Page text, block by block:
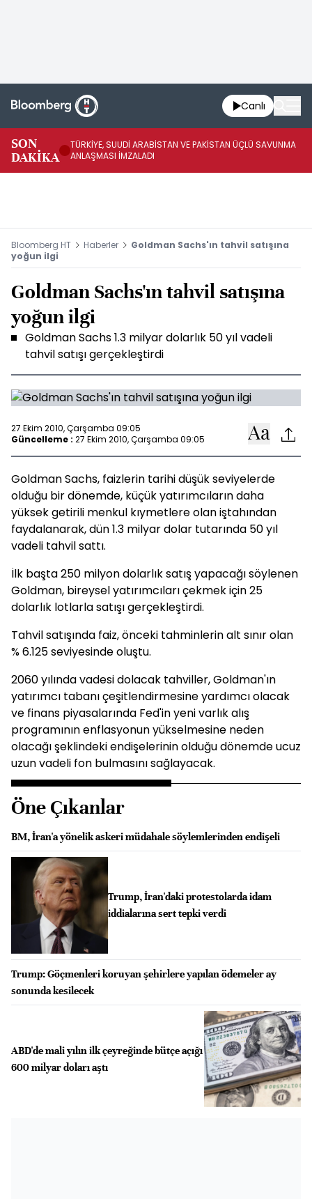
Canlı
SON
DAKİKA
TÜRKİYE, SUUDİ ARABİSTAN VE PAKİSTAN ÜÇLÜ SAVUNMA
ANLAŞMASI İMZALADI
Bloomberg HT Haberler
Goldman Sachs'ın tahvil satışına
yoğun ilgi
Goldman Sachs'ın tahvil satışına
yoğun ilgi
Goldman Sachs 1.3 milyar dolarlık 50 yıl vadeli
tahvil satışı gerçekleştirdi
27 Ekim 2010, Çarşamba 09:05
Güncelleme : 27 Ekim 2010, Çarşamba 09:05
Goldman Sachs, faizlerin tarihi düşük seviyelerde
olduğu bir dönemde, küçük yatırımcıların daha
yüksek getirili menkul kıymetlere olan iştahından
faydalanarak, dün 1.3 milyar dolar tutarında 50 yıl
vadeli tahvil sattı.
İlk başta 250 milyon dolarlık satış yapacağı söylenen
Goldman, bireysel yatırımcıları çekmek için 25
dolarlık lotlarla satışı gerçekleştirdi.
Tahvil satışında faiz, önceki tahminlerin alt sınır olan
% 6.125 seviyesinde oluştu.
2060 yılında vadesi dolacak tahviller, Goldman'ın
yatırımcı tabanı çeşitlendirmesine yardımcı olacak
ve finans piyasalarında Fed'in yeni varlık alış
programının enflasyonun yükselmesine neden
olacağı şeklindeki endişelerinin olduğu dönemde ucuz
uzun vadeli fon bulmasını sağlayacak.
Öne Çıkanlar
BM, İran'a yönelik askeri müdahale söylemlerinden endişeli
Trump, İran'daki protestolarda idam
iddialarına sert tepki verdi
Trump: Göçmenleri koruyan şehirlere yapılan ödemeler ay
sonunda kesilecek
ABD'de mali yılın ilk çeyreğinde bütçe açığı
600 milyar doları aştı